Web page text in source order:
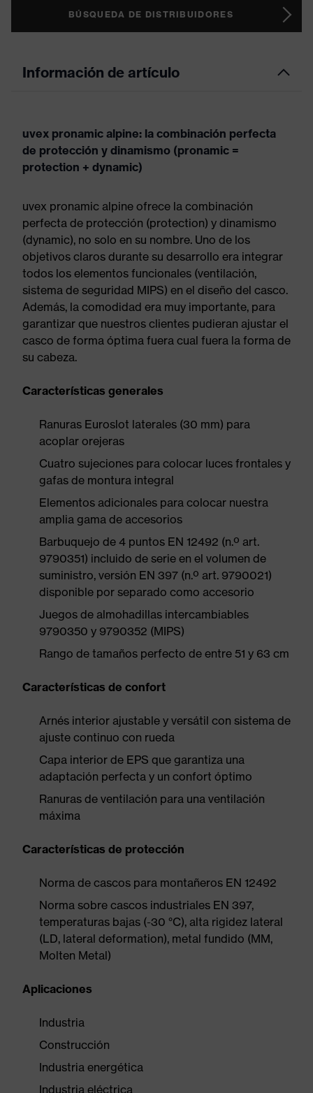
BÚSQUEDA DE DISTRIBUIDORES
Información de artículo
uvex pronamic alpine: la combinación perfecta
de protección y dinamismo (pronamic =
protection + dynamic)
uvex pronamic alpine ofrece la combinación
perfecta de protección (protection) y dinamismo
(dynamic), no solo en su nombre. Uno de los
objetivos claros durante su desarrollo era integrar
todos los elementos funcionales (ventilación,
sistema de seguridad MIPS) en el diseño del casco.
Además, la comodidad era muy importante, para
garantizar que nuestros clientes pudieran ajustar el
casco de forma óptima fuera cual fuera la forma de
su cabeza.
Características generales
Ranuras Euroslot laterales (30 mm) para
acoplar orejeras
Cuatro sujeciones para colocar luces frontales y
gafas de montura integral
Elementos adicionales para colocar nuestra
amplia gama de accesorios
Barbuquejo de 4 puntos EN 12492 (n.º art.
9790351) incluido de serie en el volumen de
suministro, versión EN 397 (n.º art. 9790021)
disponible por separado como accesorio
Juegos de almohadillas intercambiables
9790350 y 9790352 (MIPS)
Rango de tamaños perfecto de entre 51 y 63 cm
Características de confort
Arnés interior ajustable y versátil con sistema de
ajuste continuo con rueda
Capa interior de EPS que garantiza una
adaptación perfecta y un confort óptimo
Ranuras de ventilación para una ventilación
máxima
Características de protección
Norma de cascos para montañeros EN 12492
Norma sobre cascos industriales EN 397,
temperaturas bajas (-30 °C), alta rigidez lateral
(LD, lateral deformation), metal fundido (MM,
Molten Metal)
Aplicaciones
Industria
Construcción
Industria energética
Industria eléctrica